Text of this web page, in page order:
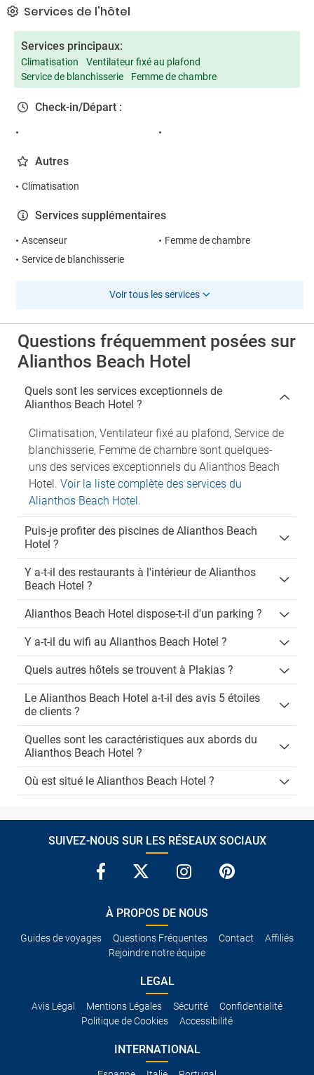
Services de l'hôtel
Services principaux:
Climatisation
Ventilateur fixé au plafond
Service de blanchisserie
Femme de chambre
Check-in/Départ :
Autres
Climatisation
Services supplémentaires
Ascenseur
Femme de chambre
Service de blanchisserie
Voir tous les services
Questions fréquemment posées sur
Alianthos Beach Hotel
Quels sont les services exceptionnels de
Alianthos Beach Hotel ?
Climatisation, Ventilateur fixé au plafond, Service de
blanchisserie, Femme de chambre sont quelques-
uns des services exceptionnels du Alianthos Beach
Hotel. Voir la liste complète des services du
Alianthos Beach Hotel.
Puis-je profiter des piscines de Alianthos Beach
Hotel ?
Y a-t-il des restaurants à l'intérieur de Alianthos
Beach Hotel ?
Alianthos Beach Hotel dispose-t-il d'un parking ?
Y a-t-il du wifi au Alianthos Beach Hotel ?
Quels autres hôtels se trouvent à Plakias ?
Le Alianthos Beach Hotel a-t-il des avis 5 étoiles
de clients ?
Quelles sont les caractéristiques aux abords du
Alianthos Beach Hotel ?
Où est situé le Alianthos Beach Hotel ?
SUIVEZ-NOUS SUR LES RÉSEAUX SOCIAUX
À PROPOS DE NOUS
Guides de voyages Questions Fréquentes Contact
Affiliés
Rejoindre notre équipe
LEGAL
Avis Légal Mentions Légales Sécurité
Confidentialité
Politique de Cookies
Accessibilité
INTERNATIONAL